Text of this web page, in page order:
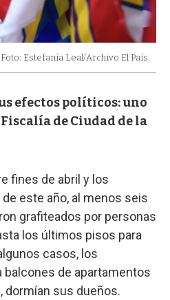
Foto: Estefanía Leal/Archivo El País.
efectos políticos: uno
de Ciudad de la
fines de abril y los
este año, al menos seis
grafiteados por personas
los últimos pisos para
casos, los
balcones de apartamentos
dormían sus dueños.